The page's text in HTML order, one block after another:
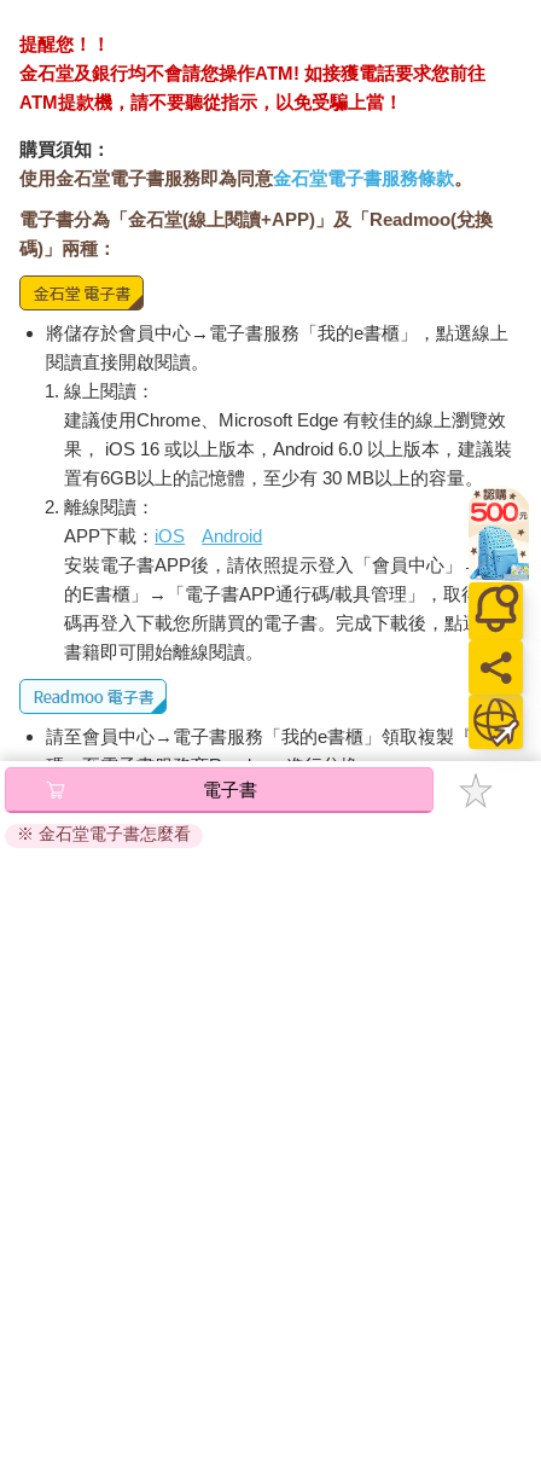
提醒您！！
金石堂及銀行均不會請您操作ATM! 如接獲電話要求您前往
ATM提款機，請不要聽從指示，以免受騙上當！
購買須知：
使用金石堂電子書服務即為同意金石堂電子書服務條款。
電子書分為「金石堂(線上閱讀+APP)」及「Readmoo(兌換
碼)」兩種：
將儲存於會員中心→電子書服務「我的e書櫃」，點選線上
閱讀直接開啟閱讀。
線上閱讀：
建議使用Chrome、Microsoft Edge 有較佳的線上瀏覽效
果， iOS 16 或以上版本，Android 6.0 以上版本，建議裝
置有6GB以上的記憶體，至少有 30 MB以上的容量。
離線閱讀：
APP下載： iOS
Android
安裝電子書APP後，請依照提示登入「會員中心」→「我
的E書櫃」→「電子書APP通行碼/載具管理」，取得通行
碼再登入下載您所購買的電子書。完成下載後，點選任一
書籍即可開始離線閱讀。
請至會員中心→電子書服務「我的e書櫃」領取複製『兌換
碼』至電子書服務商Readmoo進行兌換。
退換貨須知：
因版權保護，您在金石堂所購買的電子書僅能以金石堂專屬
電子書
※ 金石堂電子書怎麼看